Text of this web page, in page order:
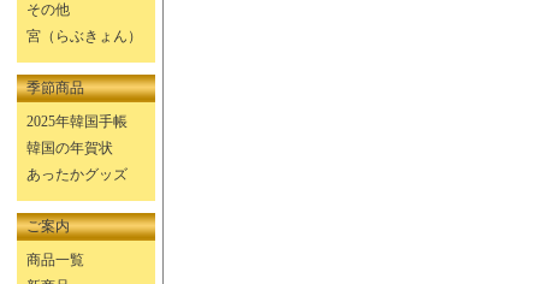
その他
宮（らぶきょん）
季節商品
2025年韓国手帳
韓国の年賀状
あったかグッズ
ご案内
商品一覧